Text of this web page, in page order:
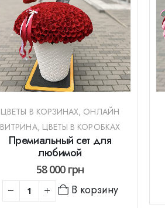
ЦВЕТЫ В КОРЗИНАХ, ОНЛАЙН
ВИТРИНА, ЦВЕТЫ В КОРОБКАХ
Премиальный сет для
любимой
58 000 грн
В корзину